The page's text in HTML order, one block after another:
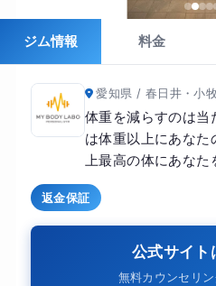
ジム情報 料金
愛知県 / 春日井・小
体重を減らすのは
は体重以上にあなた
上最高の体にあなた
返金保証
公式サイト
無料カウンセリ